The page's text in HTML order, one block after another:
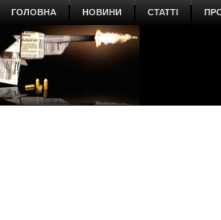
ГОЛОВНА НОВИНИ СТАТТІ